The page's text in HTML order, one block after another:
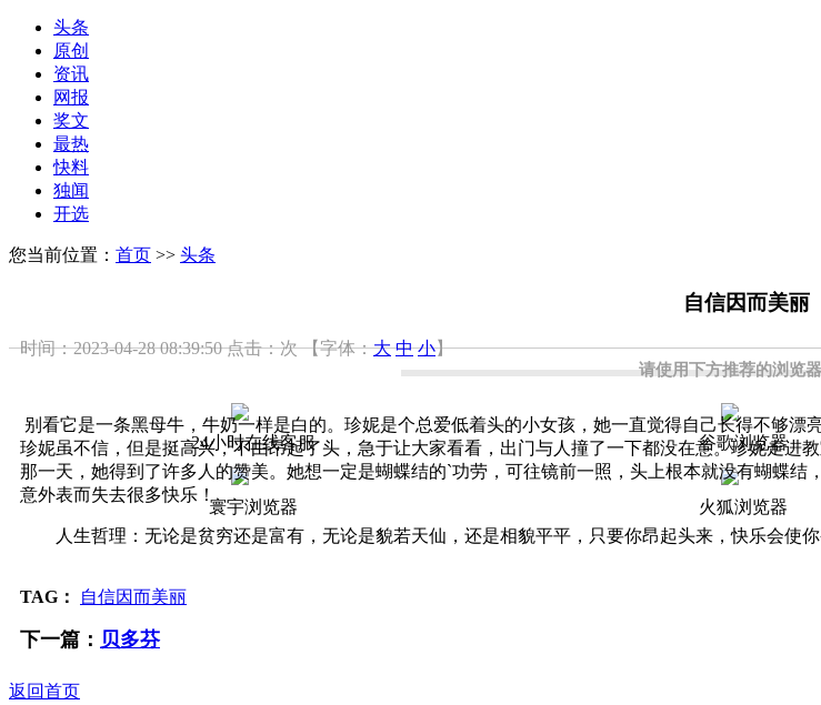
请使用下方推荐的浏览
24小时在线客服 谷歌浏览器
寰宇浏览器 火狐浏览器
头条
原创
资讯
网报
奖文
最热
快料
独闻
开选
您当前位置： 首页 >> 头条
自信因而美丽
时间：2023-04-28 08:39:50点击：次 【字体：大 中 小】
别看它是一条黑母牛，牛奶一样是白的。珍妮是个总爱低着头的小女孩，她一直觉得自己长得不够
珍妮虽不信，但是挺高兴，不由昂起了头，急于让大家看看，出门与人撞了一下都没在意。珍妮走进
那一天，她得到了许多人的赞美。她想一定是蝴蝶结的`功劳，可往镜前一照，头上根本就没有蝴蝶
意外表而失去很多快乐！
人生哲理：无论是贫穷还是富有，无论是貌若天仙，还是相貌平平，只要你昂起头来，快乐会使
TAG： 自信因而美丽
下一篇： 贝多芬
返回首页